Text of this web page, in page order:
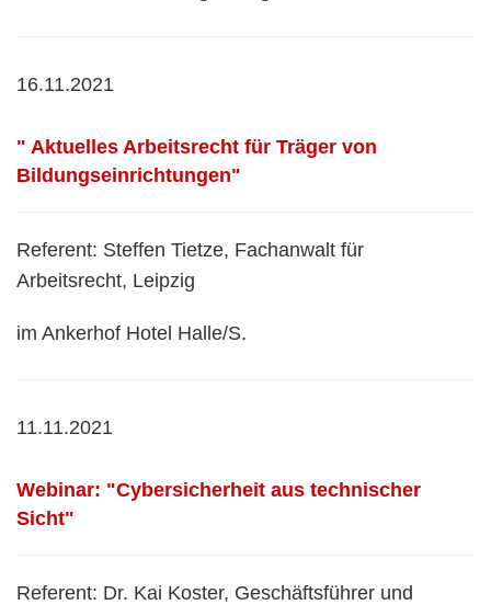
16.11.2021
" Aktuelles Arbeitsrecht für Träger von
Bildungseinrichtungen"
Referent: Steffen Tietze, Fachanwalt für
Arbeitsrecht, Leipzig
im Ankerhof Hotel Halle/S.
11.11.2021
Webinar: "Cybersicherheit aus technischer
Sicht"
Referent: Dr. Kai Koster, Geschäftsführer und